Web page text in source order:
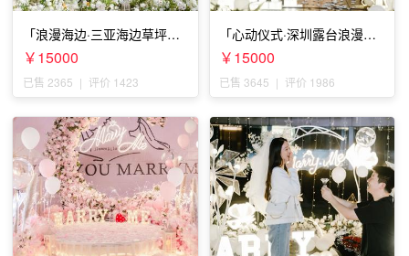
「浪漫海边·三亚海边草坪浪
漫求婚」
￥15000
已售 2365 | 评价 1423
「心动仪式·深圳露台浪漫求
婚」
￥15000
已售 3645 | 评价 1986